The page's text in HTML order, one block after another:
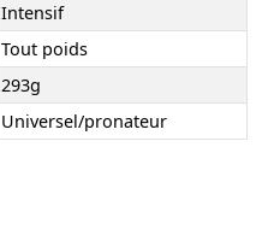
Intensif
Tout poids
293g
Universel/pronateur